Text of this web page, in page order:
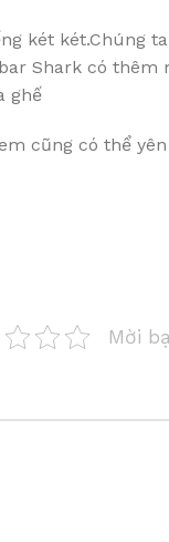
két két.Chúng
Shark có thêm
ghế
cũng có thể
Mời